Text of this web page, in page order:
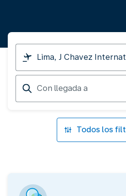
Viajo
desde
Con
llegada
a
Todos los